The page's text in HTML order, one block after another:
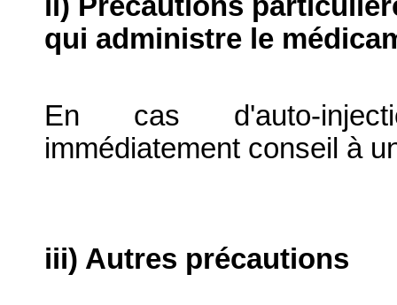
qui administre le
En cas d'auto-
immédiatement conseil à
iii) Autres précautions